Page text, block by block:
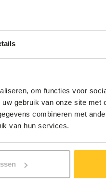
om functies voor
gebruik van onze site met
combineren met
van hun services.